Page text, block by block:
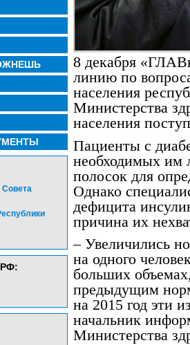
Совета
8 декабря
линию по
населения
Министерства
населения
Пациенты с
необходимых им
полосок для
Однако
дефицита
причина их
– Увеличились
на одного
больших
предыдущим
на 2015 год эти
начальник
Министерства